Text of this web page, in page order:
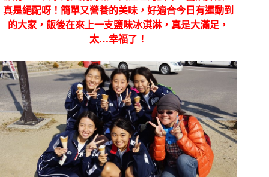
真是絕配呀！簡單又營養的美味，好適合今日有運動到
的大家，飯後在來上一支鹽味冰淇淋，真是大滿足，
太…幸福了！